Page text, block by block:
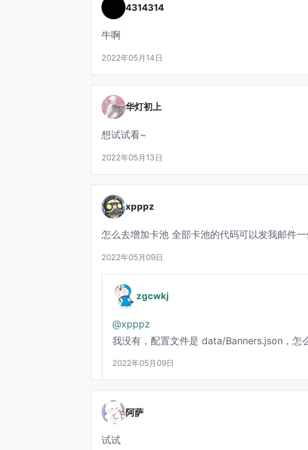
4314314
牛啊
2022年05月14日
华灯初上
想试试看~
2022年05月13日
xpppz
怎么去增加卡池 全部卡池的代码可以发我邮件一
2022年05月09日
zgcwkj
@xpppz
我没有，配置文件是 data/Banners.json，怎
2022年05月09日
阿萨
试试